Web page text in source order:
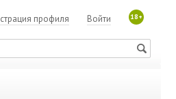
18+
Войти
профиля